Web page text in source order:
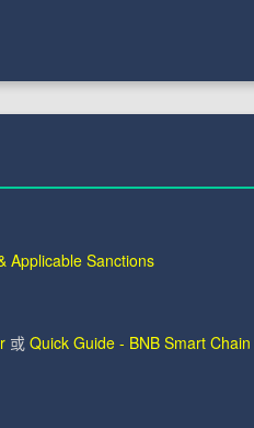
Applicable Sanctions
或 Quick Guide - BNB Smart Chain